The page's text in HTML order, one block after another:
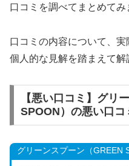
口コミを調べてまとめてみ
口コミの内容について、
個人的な見解を踏まえて解
【悪い口コミ】グリ
SPOON）の悪い口コ
グリーンスプーン（GREEN